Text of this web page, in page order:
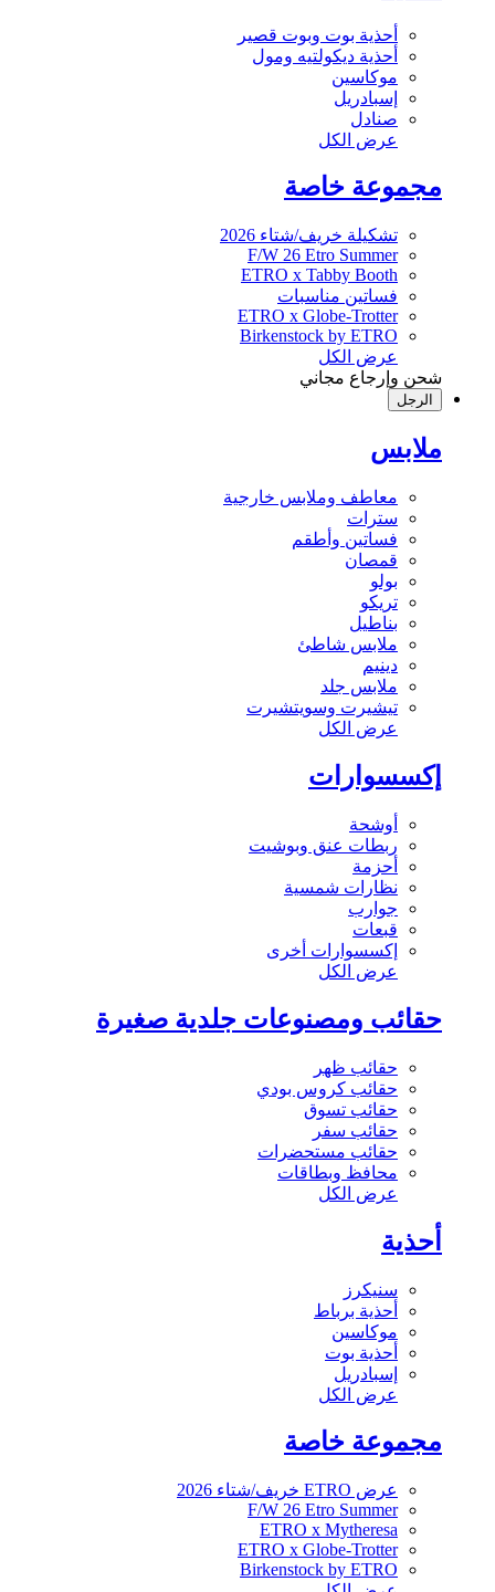
أحذية بوت وبوت قصير
أحذية ديكولتيه ومول
موكاسين
إسبادريل
صنادل
عرض الكل
مجموعة خاصة
تشكيلة خريف/شتاء 2026
F/W 26 Etro Summer
ETRO x Tabby Booth
فساتين مناسبات
ETRO x Globe-Trotter
Birkenstock by ETRO
عرض الكل
شحن وإرجاع مجاني
الرجل
ملابس
معاطف وملابس خارجية
سترات
فساتين وأطقم
قمصان
بولو
تريكو
بناطيل
ملابس شاطئ
دينيم
ملابس جلد
تيشيرت وسويتشيرت
عرض الكل
إكسسوارات
أوشحة
ربطات عنق وبوشيت
أحزمة
نظارات شمسية
جوارب
قبعات
إكسسوارات أخرى
عرض الكل
حقائب ومصنوعات جلدية صغيرة
حقائب ظهر
حقائب كروس بودي
حقائب تسوق
حقائب سفر
حقائب مستحضرات
محافظ وبطاقات
عرض الكل
أحذية
سنيكرز
أحذية برباط
موكاسين
أحذية بوت
إسبادريل
عرض الكل
مجموعة خاصة
عرض ETRO خريف/شتاء 2026
F/W 26 Etro Summer
ETRO x Mytheresa
ETRO x Globe-Trotter
Birkenstock by ETRO